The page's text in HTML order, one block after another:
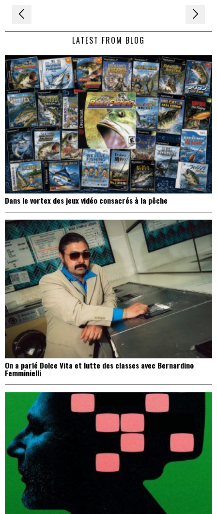
Navigation
de LATEST FROM BLOG
Dans le vortex des jeux vidéo consacrés à la pêche
On a parlé Dolce Vita et lutte des classes avec Bernardino
Femminielli